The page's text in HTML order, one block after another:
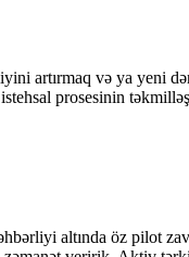
artırmaq və ya yeni
istehsal prosesinin
altında öz pilot